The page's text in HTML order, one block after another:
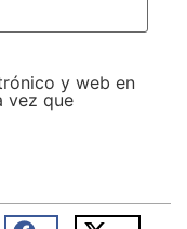
y web en
vez que